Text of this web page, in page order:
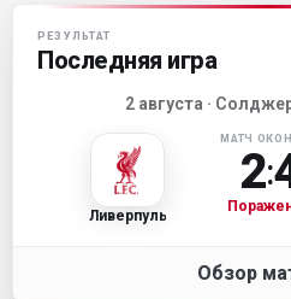
Матч-центр
РЕЗУЛЬТАТ
Последняя игра
2 августа ·
Ливерпуль
МАТЧ
2:
Обзор